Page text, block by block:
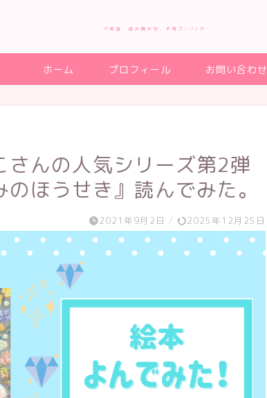
♡英語、読み聞かせ、子育てLIFE♡
ホーム プロフィール お問い合わせ
んの人気シリーズ第2弾
ほうせき』読んでみた。
2021年9月2日 / 2025年12月25日